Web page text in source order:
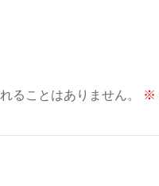
ることはありません。 ※